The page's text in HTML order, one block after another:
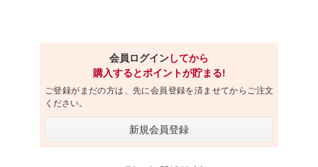
会員ログインしてから
購入するとポイントが貯まる!
ご登録がまだの方は、先に会員登録を済ませてからご注文
ください。
新規会員登録